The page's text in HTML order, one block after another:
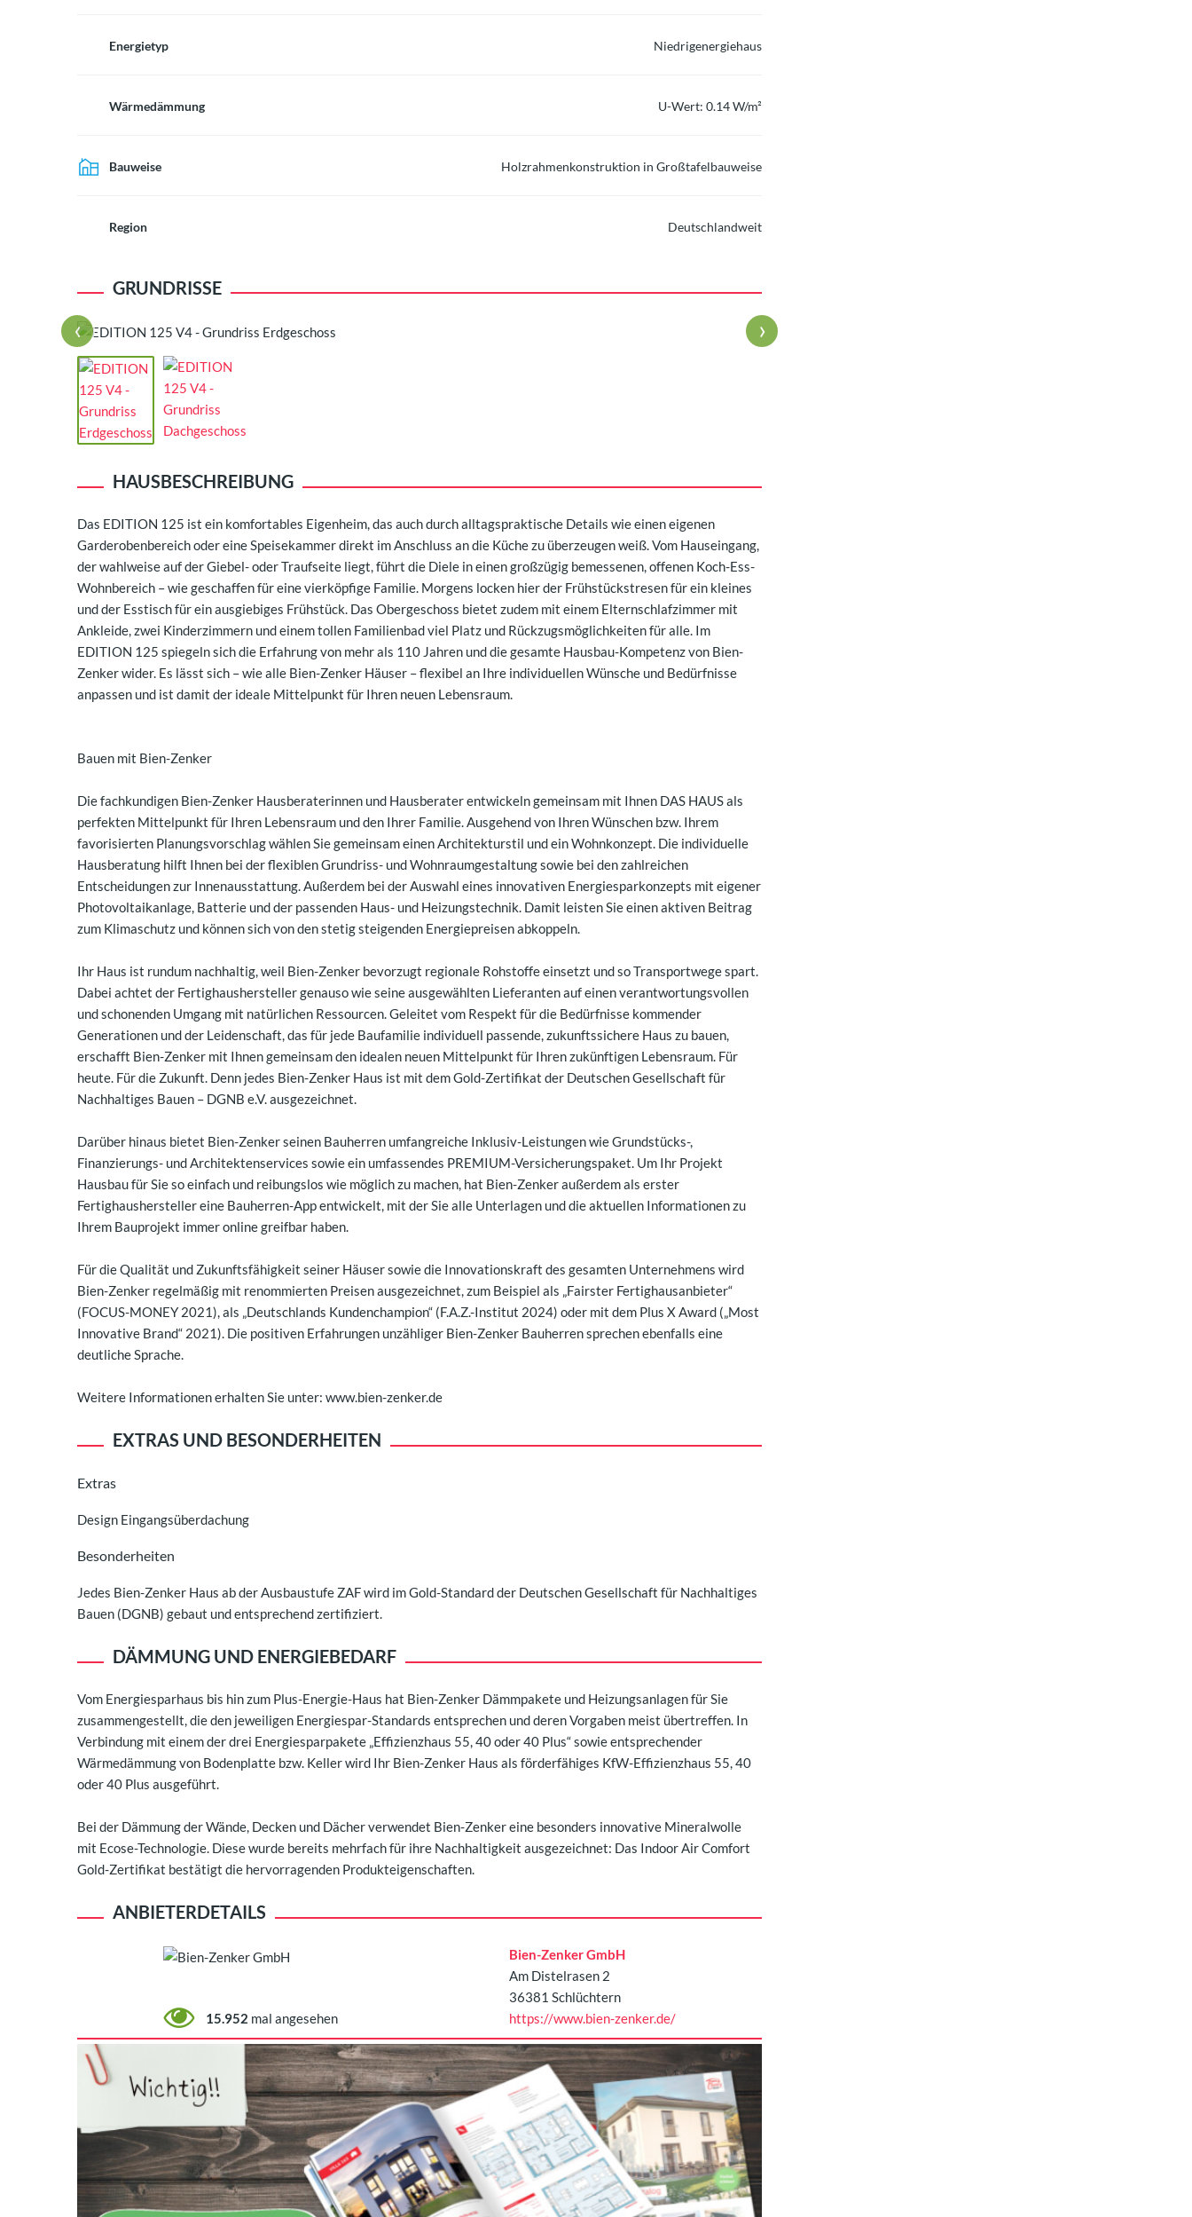
Energietyp Niedrigenergiehaus
Wärmedämmung U-Wert: 0.14 W/m²
Bauweise Holzrahmenkonstruktion in Großtafelbauweise
Region Deutschlandweit
GRUNDRISSE
‹ ›
HAUSBESCHREIBUNG
Das EDITION 125 ist ein komfortables Eigenheim, das auch durch alltagspraktische Details wie einen eigenen
Garderobenbereich oder eine Speisekammer direkt im Anschluss an die Küche zu überzeugen weiß. Vom Hauseingang,
der wahlweise auf der Giebel- oder Traufseite liegt, führt die Diele in einen großzügig bemessenen, offenen Koch-Ess-
Wohnbereich – wie geschaffen für eine vierköpfige Familie. Morgens locken hier der Frühstückstresen für ein kleines
und der Esstisch für ein ausgiebiges Frühstück. Das Obergeschoss bietet zudem mit einem Elternschlafzimmer mit
Ankleide, zwei Kinderzimmern und einem tollen Familienbad viel Platz und Rückzugsmöglichkeiten für alle. Im
EDITION 125 spiegeln sich die Erfahrung von mehr als 110 Jahren und die gesamte Hausbau-Kompetenz von Bien-
Zenker wider. Es lässt sich – wie alle Bien-Zenker Häuser – flexibel an Ihre individuellen Wünsche und Bedürfnisse
anpassen und ist damit der ideale Mittelpunkt für Ihren neuen Lebensraum.
Bauen mit Bien-Zenker
Die fachkundigen Bien-Zenker Hausberaterinnen und Hausberater entwickeln gemeinsam mit Ihnen DAS HAUS als
perfekten Mittelpunkt für Ihren Lebensraum und den Ihrer Familie. Ausgehend von Ihren Wünschen bzw. Ihrem
favorisierten Planungsvorschlag wählen Sie gemeinsam einen Architekturstil und ein Wohnkonzept. Die individuelle
Hausberatung hilft Ihnen bei der flexiblen Grundriss- und Wohnraumgestaltung sowie bei den zahlreichen
Entscheidungen zur Innenausstattung. Außerdem bei der Auswahl eines innovativen Energiesparkonzepts mit eigener
Photovoltaikanlage, Batterie und der passenden Haus- und Heizungstechnik. Damit leisten Sie einen aktiven Beitrag
zum Klimaschutz und können sich von den stetig steigenden Energiepreisen abkoppeln.
Ihr Haus ist rundum nachhaltig, weil Bien-Zenker bevorzugt regionale Rohstoffe einsetzt und so Transportwege spart.
Dabei achtet der Fertighaushersteller genauso wie seine ausgewählten Lieferanten auf einen verantwortungsvollen
und schonenden Umgang mit natürlichen Ressourcen. Geleitet vom Respekt für die Bedürfnisse kommender
Generationen und der Leidenschaft, das für jede Baufamilie individuell passende, zukunftssichere Haus zu bauen,
erschafft Bien-Zenker mit Ihnen gemeinsam den idealen neuen Mittelpunkt für Ihren zukünftigen Lebensraum. Für
heute. Für die Zukunft. Denn jedes Bien-Zenker Haus ist mit dem Gold-Zertifikat der Deutschen Gesellschaft für
Nachhaltiges Bauen – DGNB e.V. ausgezeichnet.
Darüber hinaus bietet Bien-Zenker seinen Bauherren umfangreiche Inklusiv-Leistungen wie Grundstücks-,
Finanzierungs- und Architektenservices sowie ein umfassendes PREMIUM-Versicherungspaket. Um Ihr Projekt
Hausbau für Sie so einfach und reibungslos wie möglich zu machen, hat Bien-Zenker außerdem als erster
Fertighaushersteller eine Bauherren-App entwickelt, mit der Sie alle Unterlagen und die aktuellen Informationen zu
Ihrem Bauprojekt immer online greifbar haben.
Für die Qualität und Zukunftsfähigkeit seiner Häuser sowie die Innovationskraft des gesamten Unternehmens wird
Bien-Zenker regelmäßig mit renommierten Preisen ausgezeichnet, zum Beispiel als „Fairster Fertighausanbieter“
(FOCUS-MONEY 2021), als „Deutschlands Kundenchampion“ (F.A.Z.-Institut 2024) oder mit dem Plus X Award („Most
Innovative Brand“ 2021). Die positiven Erfahrungen unzähliger Bien-Zenker Bauherren sprechen ebenfalls eine
deutliche Sprache.
Weitere Informationen erhalten Sie unter: www.bien-zenker.de
EXTRAS UND BESONDERHEITEN
Extras
Design Eingangsüberdachung
Besonderheiten
Jedes Bien-Zenker Haus ab der Ausbaustufe ZAF wird im Gold-Standard der Deutschen Gesellschaft für Nachhaltiges
Bauen (DGNB) gebaut und entsprechend zertifiziert.
DÄMMUNG UND ENERGIEBEDARF
Vom Energiesparhaus bis hin zum Plus-Energie-Haus hat Bien-Zenker Dämmpakete und Heizungsanlagen für Sie
zusammengestellt, die den jeweiligen Energiespar-Standards entsprechen und deren Vorgaben meist übertreffen. In
Verbindung mit einem der drei Energiesparpakete „Effizienzhaus 55, 40 oder 40 Plus“ sowie entsprechender
Wärmedämmung von Bodenplatte bzw. Keller wird Ihr Bien-Zenker Haus als förderfähiges KfW-Effizienzhaus 55, 40
oder 40 Plus ausgeführt.
Bei der Dämmung der Wände, Decken und Dächer verwendet Bien-Zenker eine besonders innovative Mineralwolle
mit Ecose-Technologie. Diese wurde bereits mehrfach für ihre Nachhaltigkeit ausgezeichnet: Das Indoor Air Comfort
Gold-Zertifikat bestätigt die hervorragenden Produkteigenschaften.
ANBIETERDETAILS
15.952 mal angesehen
Bien-Zenker GmbH
Am Distelrasen 2
36381 Schlüchtern
https://www.bien-zenker.de/